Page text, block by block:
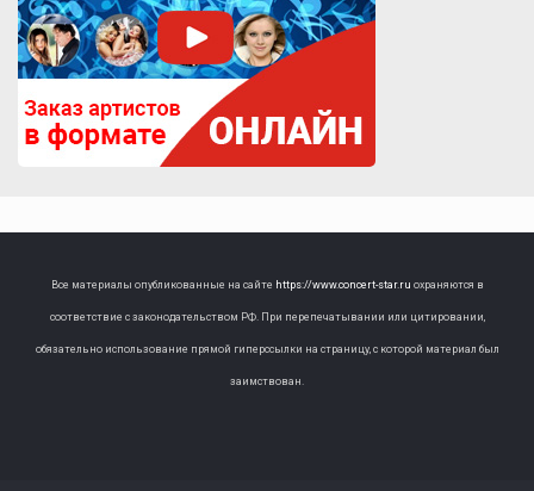
Все материалы опубликованные на сайте https://www.concert-star.ru охраняются в
соответствие с законодательством РФ. При перепечатывании или цитировании,
обязательно использование прямой гиперссылки на страницу, с которой материал был
заимствован.